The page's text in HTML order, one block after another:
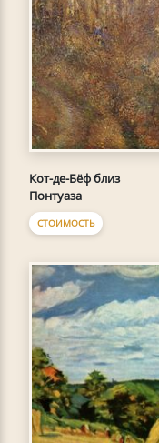
Кот-де-Бёф близ
Понтуаза
СТОИМОСТЬ